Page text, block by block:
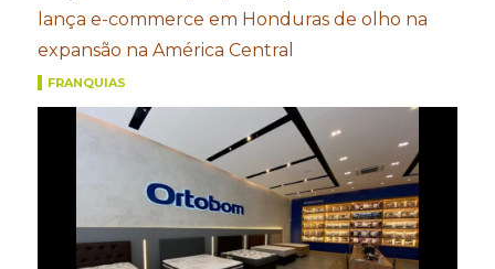
lança e-commerce em Honduras de olho na
expansão na América Central
FRANQUIAS